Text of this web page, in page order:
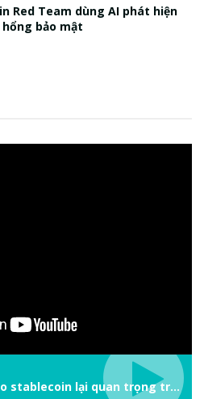
Red Team dùng AI phát hiện
hổng bảo mật
Stablecoin là gì? Tại sao stablecoin lại quan trọng trong thị trường crypto? | Phổ cập Blockchain